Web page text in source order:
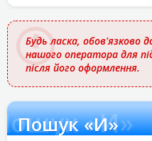
назвою
Будь ласка, обов'язково
нашого оператора для
після його оформлення.
«И»
Пошук «И»